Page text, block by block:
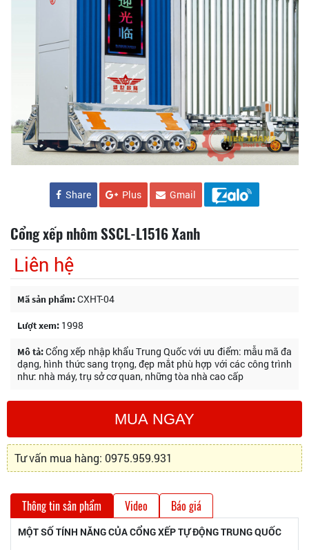
Share Plus Gmail
Cổng xếp nhôm SSCL-L1516 Xanh
Liên hệ
Mã sản phẩm:CXHT-04
Lượt xem: 1998
Mô tả:Cổng xếp nhập khẩu Trung Quốc với ưu điểm: mẫu mã đa
dạng, hình thức sang trọng, đẹp mắt phù hợp với các công trình
như: nhà máy, trụ sở cơ quan, những tòa nhà cao cấp
MUA NGAY
Tư vấn mua hàng: 0975.959.931
Thông tin sản phẩm Video Báo giá
MỘT SỐ TÍNH NĂNG CỦA CỔNG XẾP TỰ ĐỘNG TRUNG QUỐC